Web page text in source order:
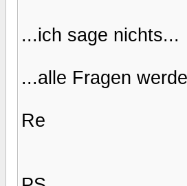
...ich sage nichts...
...alle Fragen
Re